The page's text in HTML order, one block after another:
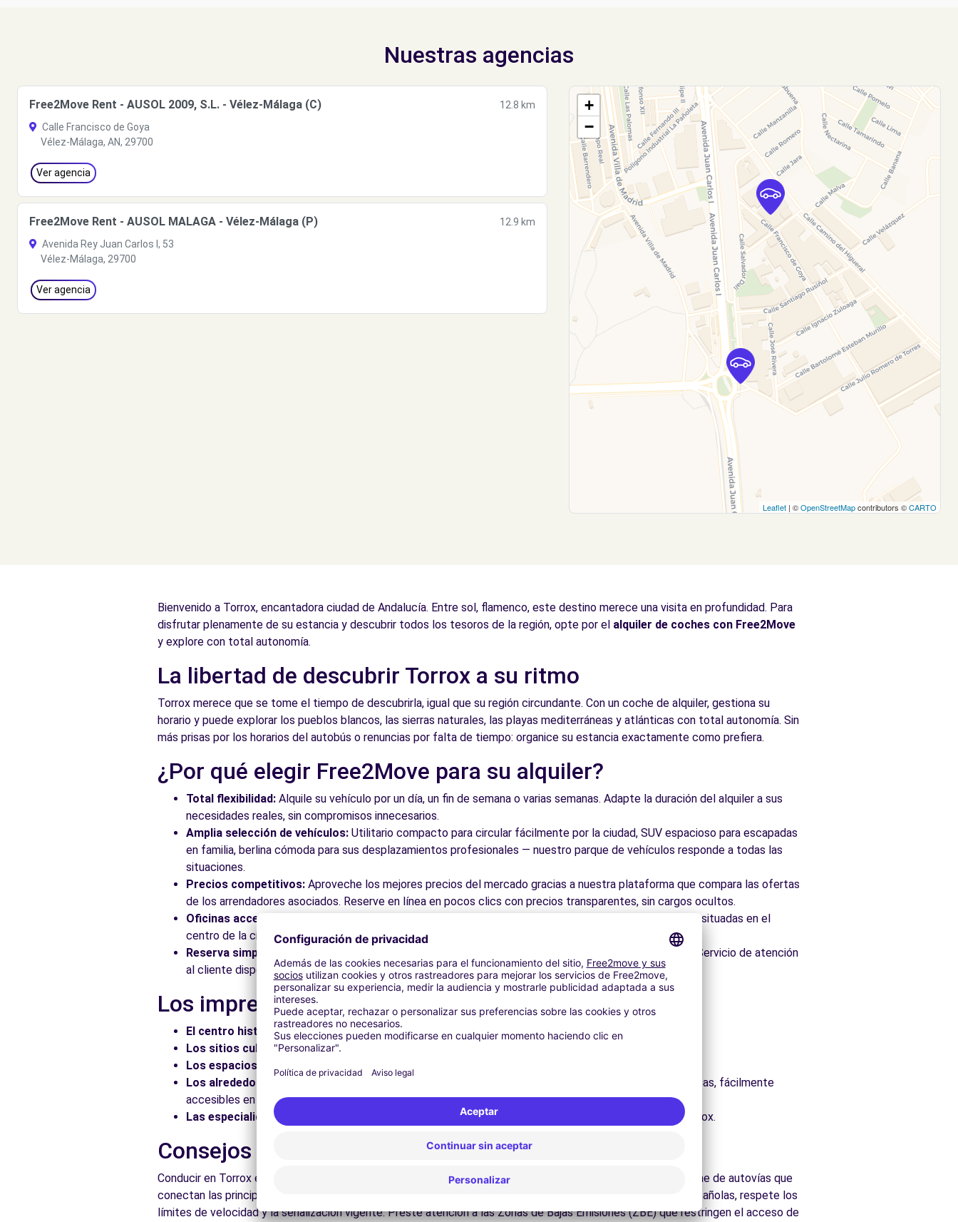
Nuestras agencias
Free2Move Rent - AUSOL 2009, S.L. - Vélez-Málaga (C)
12.8 km
Calle Francisco de Goya
Vélez-Málaga, AN, 29700
Ver agencia
Free2Move Rent - AUSOL MALAGA - Vélez-Málaga (P)
12.9 km
Avenida Rey Juan Carlos I, 53
Vélez-Málaga, 29700
Ver agencia
+
−
Leaflet | ©OpenStreetMapcontributors ©CARTO
Bienvenido a Torrox, encantadora ciudad de Andalucía. Entre sol, flamenco, este destino merece una visita en profundidad. Para
disfrutar plenamente de su estancia y descubrir todos los tesoros de la región, opte por el alquiler de coches con Free2Move
y explore con total autonomía.
La libertad de descubrir Torrox a su ritmo
Torrox merece que se tome el tiempo de descubrirla, igual que su región circundante. Con un coche de alquiler, gestiona su
horario y puede explorar los pueblos blancos, las sierras naturales, las playas mediterráneas y atlánticas con total autonomía. Sin
más prisas por los horarios del autobús o renuncias por falta de tiempo: organice su estancia exactamente como prefiera.
¿Por qué elegir Free2Move para su alquiler?
Total flexibilidad: Alquile su vehículo por un día, un fin de semana o varias semanas. Adapte la duración del alquiler a sus
necesidades reales, sin compromisos innecesarios.
Amplia selección de vehículos: Utilitario compacto para circular fácilmente por la ciudad, SUV espacioso para escapadas
en familia, berlina cómoda para sus desplazamientos profesionales — nuestro parque de vehículos responde a todas las
situaciones.
Precios competitivos: Aproveche los mejores precios del mercado gracias a nuestra plataforma que compara las ofertas
de los arrendadores asociados. Reserve en línea en pocos clics con precios transparentes, sin cargos ocultos.
Oficinas accesibles:
Recoja su vehículo en una de nuestras numerosas oficinas asociadas, idealmente situadas en el
centro de la ciudad, en estaciones o cerca de los aeropuertos.
Reserva simplificada:
Nuestra plataforma intuitiva le permite reservar su vehículo en pocos minutos. Servicio de atención
al cliente disponible para responder a todas sus preguntas.
Los imprescindibles de Torrox y alrededores
El centro histórico:Pasee por las calles del casco antiguo y descubra su patrimonio arquitectónico.
Los sitios culturales:Visite los museos y monumentos que enriquecen Torrox.
Los espacios naturales:
Los alrededores:
Explore los pueblos blancos, las sierras naturales, las playas mediterráneas y atlánticas, fácilmente
accesibles en coche.
Las especialidades locales:
Descubra la gastronomía regional en los restaurantes y mercados de Torrox.
Consejos prácticos para conducir en Torrox
Conducir en Torrox es accesible para todos los conductores con algunos consejos prácticos. la región dispone de autovías que
conectan las principales ciudades y acceso fácil a pueblos blancos y sierras Como en todas las ciudades españolas, respete los
límites de velocidad y la señalización vigente. Preste atención a las Zonas de Bajas Emisiones (ZBE) que restringen el acceso de